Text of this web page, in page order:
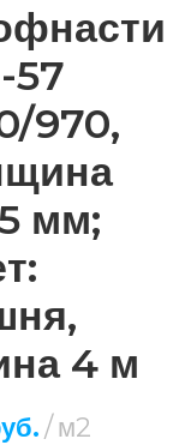
57
970,
мм;
4 м
м2